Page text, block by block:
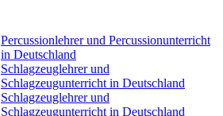
Percussionlehrer und Percussionunterricht
in Deutschland
Schlagzeuglehrer und
Schlagzeugunterricht in Deutschland
Schlagzeuglehrer und
Schlagzeugunterricht in Deutschland